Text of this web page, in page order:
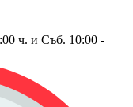
ч. и Съб. 10:00 -